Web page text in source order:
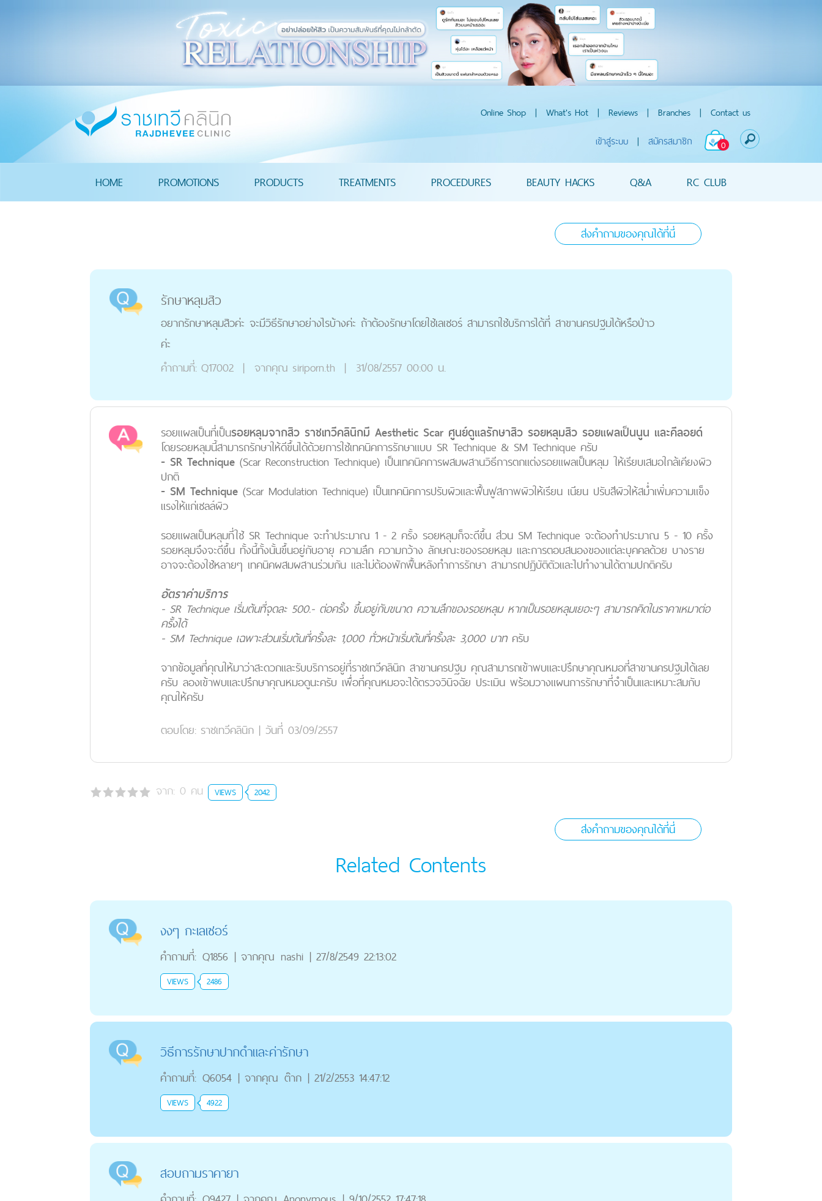
Online Shop | What's Hot | Reviews | Branches | Contact us
0
เข้าสู่ระบบ | สมัครสมาชิก
HOME PROMOTIONS PRODUCTS TREATMENTS PROCEDURES BEAUTY HACKS Q&A RC CLUB
ส่งคำถามของคุณได้ที่นี่
รักษาหลุมสิว
อยากรักษาหลุมสิวค่ะ จะมีวิธีรักษาอย่างไรบ้างค่ะ ถ้าต้องรักษาโดยใช้เลเซอร์ สามารถใช้บริการได้ที่ สาขานครปฐมได้หรือป่าว
ค่ะ
คำถามที่: Q17002 | จากคุณ siriporn.th | 31/08/2557 00:00 น.
รอยแผลเป็นที่เป็นรอยหลุมจากสิว ราชเทวีคลินิกมี Aesthetic Scar ศูนย์ดูแลรักษาสิว รอยหลุมสิว รอยแผลเป็นนูน และคีลอยด์
โดยรอยหลุมนี้สามารถรักษาให้ดีขึ้นได้ด้วยการใช้เทคนิคการรักษาแบบ SR Technique & SM Technique ครับ
- SR Technique(Scar Reconstruction Technique) เป็นเทคนิคการผสมผสานวิธีการตกแต่งรอยแผลเป็นหลุม ให้เรียบเสมอใกล้เคียงผิว
ปกติ
- SM Technique(Scar Modulation Technique) เป็นเทคนิคการปรับผิวและฟื้นฟูสภาพผิวให้เรียน เนียน ปรับสีผิวให้สม่ำเพิ่มความแข็ง
แรงให้แก่เซลล์ผิว
รอยแผลเป็นหลุมที่ใช้ SR Technique จะทำประมาณ 1 - 2 ครั้ง รอยหลุมก็จะดีขึ้น ส่วน SM Technique จะต้องทำประมาณ 5 - 10 ครั้ง
รอยหลุมจึงจะดีขึ้น ทั้งนี้ทั้งนั้นขึ้นอยู่กับอายุ ความลึก ความกว้าง ลักษณะของรอยหลุม และการตอบสนองของแต่ละบุคคลด้วย บางราย
อาจจะต้องใช้หลายๆ เทคนิคผสมผสานร่วมกัน และไม่ต้องพักฟื้นหลังทำการรักษา สามารถปฏิบัติตัวและไปทำงานได้ตามปกติครับ
อัตราค่าบริการ
- SR Technique เริ่มต้นที่จุดละ 500.- ต่อครั้ง ขึ้นอยู่กับขนาด ความลึกของรอยหลุม หากเป็นรอยหลุมเยอะๆ สามารถคิดในราคาเหมาต่อ
ครั้งได้
- SM Technique เฉพาะส่วนเริ่มต้นที่ครั้งละ 1,000 ทั่วหน้าเริ่มต้นที่ครั้งละ 3,000 บาทครับ
จากข้อมูลที่คุณให้มาว่าสะดวกและรับบริการอยู่ที่ราชเทวีคลินิก สาขานครปฐม คุณสามารถเข้าพบและปรึกษาคุณหมอที่สาขานครปฐมได้เลย
ครับ ลองเข้าพบและปรึกษาคุณหมอดูนะครับ เพื่อที่คุณหมอจะได้ตรวจวินิจฉัย ประเมิน พร้อมวางแผนการรักษาที่จำเป็นและเหมาะสมกับ
คุณให้ครับ
ตอบโดย: ราชเทวีคลินิก | วันที่ 03/09/2557
จาก: 0 คน VIEWS 2042
ส่งคำถามของคุณได้ที่นี่
Related Contents
งงๆ กะเลเซอร์
คำถามที่: Q1856 | จากคุณ nashi | 27/8/2549 22:13:02
VIEWS 2486
วิธีการรักษาปากดำและค่ารักษา
คำถามที่: Q6054 | จากคุณ ต๊าก | 21/2/2553 14:47:12
VIEWS 4922
สอบถามราคายา